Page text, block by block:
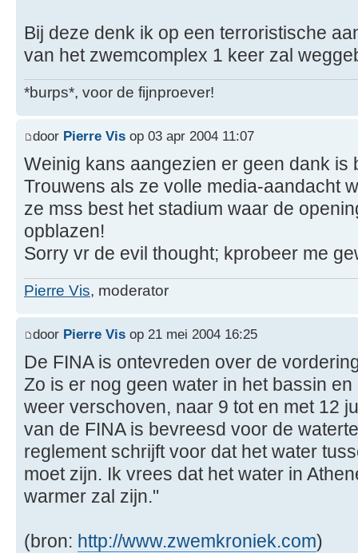
Bij deze denk ik op een terroristische
van het zwemcomplex 1 keer zal
*burps*, voor de fijnproever!
door Pierre Vis op 03 apr 2004 11:07
Weinig kans aangezien er geen dank is
Trouwens als ze volle media-aandacht
ze mss best het stadium waar de
opblazen!
Sorry vr de evil thought; kprobeer me
Pierre Vis, moderator
door Pierre Vis op 21 mei 2004 16:25
De FINA is ontevreden over de
Zo is er nog geen water in het bassin
weer verschoven, naar 9 tot en met 12
van de FINA is bevreesd voor de
reglement schrijft voor dat het water
moet zijn. Ik vrees dat het water in
warmer zal zijn."
(bron: http://www.zwemkroniek.com)